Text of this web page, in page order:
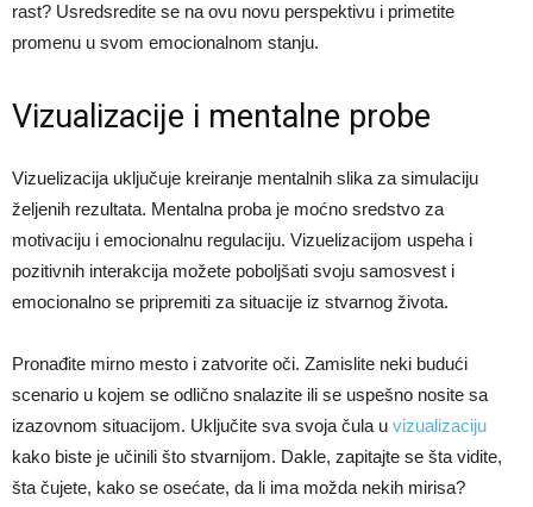
rast? Usredsredite se na ovu novu perspektivu i primetite
promenu u svom emocionalnom stanju.
Vizualizacije i mentalne probe
Vizuelizacija uključuje kreiranje mentalnih slika za simulaciju
željenih rezultata. Mentalna proba je moćno sredstvo za
motivaciju i emocionalnu regulaciju. Vizuelizacijom uspeha i
pozitivnih interakcija možete poboljšati svoju samosvest i
emocionalno se pripremiti za situacije iz stvarnog života.
Pronađite mirno mesto i zatvorite oči. Zamislite neki budući
scenario u kojem se odlično snalazite ili se uspešno nosite sa
izazovnom situacijom. Uključite sva svoja čula u vizualizaciju
kako biste je učinili što stvarnijom. Dakle, zapitajte se šta vidite,
šta čujete, kako se osećate, da li ima možda nekih mirisa?